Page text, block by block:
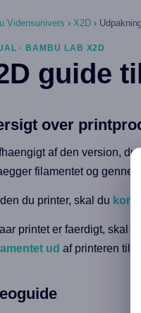
Vidensunivers › X2D ›
· BAMBU LAB X2D
guide
over
af den version, du
filamentet og
du printer, skal du
printet er faerdigt, skal
ud af printeren til